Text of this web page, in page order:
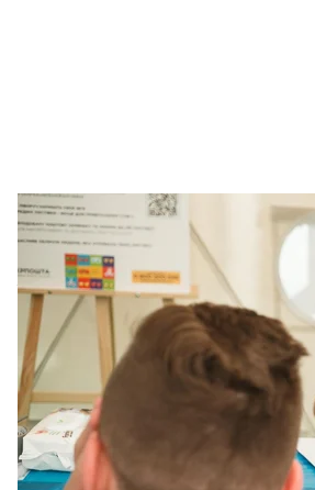
Тетяна та Ірина — успішні,
місці, де надають допомогу
допомоги для людей, які щойно
новому.
Їхні переплетені слова,
повсякденного життя людей з
«Ми були з нею
нам говорили, що треба